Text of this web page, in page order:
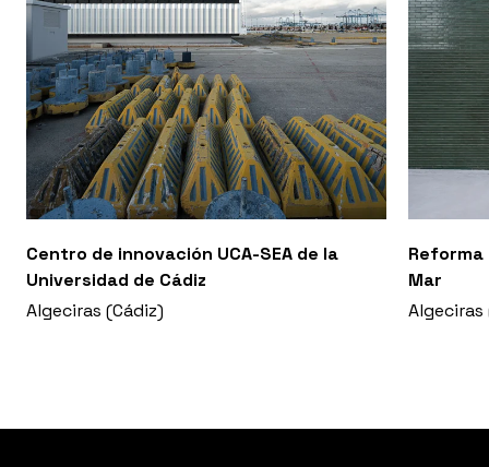
Centro de innovación UCA-SEA de la
Universidad de Cádiz
Algeciras (Cádiz)
Reforma
Mar
Algeciras